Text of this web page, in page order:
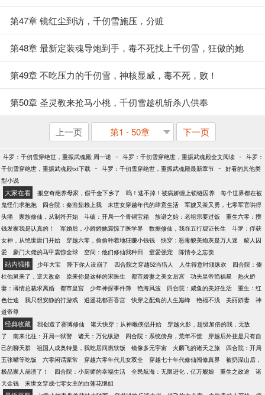
第47章 镜红尘到访，千仞雪施压，分赃
第48章 最新定装魂导炮到手，毒不死找上千仞雪，狂傲的她
第49章 不吃压力的千仞雪，神核显威，毒不死，败！
第50章 圣灵教来抢马小桃，千仞雪趁机斩杀八供奉
上一页 第1 - 50章 下一页
斗罗：千仞雪穿绝世，重振武魂殿 周一诺 - 斗罗：千仞雪穿绝世，重振武魂殿全文阅读 - 斗罗：
千仞雪穿绝世，重振武魂殿txt下载 - 斗罗：千仞雪穿绝世，重振武魂殿最新章节 - 好看的其他类
型小说
大家在看 搬空奇葩养母家，假千金下乡了 呜！逃不掉！被病娇缠上锁链囚养
每个世界都在被
鬼怪们求抱抱
四合院：秦淮茹赖上我 末世女穿越年代的肆意生活
军嫂又茶又勇，七零军官哄得
头痛
家族修仙，从制符开始 斗破：开局一个青铜宝箱 族谱之始：老祖宗要过饭
重生六零：攒
钱发家我是认真的！
军婚后，小娇娇她震惊了医学界 数据修仙，我在五行观证长生
斗罗：俘获
女神，从绝世唐门开始
穿越六零，偷偷种着地狂赚小钱钱 快穿：恶毒貌美炮灰是万人迷
鲛人囚
爱
豪门大佬的马甲震惊全球 空间：他们修仙我种田 窒爱强宠 陈情令之忘羡
站内强推 少年大宝 陛下你人设崩了 四合院之穿越52当猎人 人生得意时须纵欢
四合院：傻
柱他舅来了，逆天改命
原来你是这样的宋医生 都市娇妻之美女后宫 功夫皇帝艳福星
热火娇
妻：薄情总裁求离婚
都市皇宫 少年神探事件簿 艳海风波 四合院：咸鱼的美好生活
重生：红
色仕途
我只想安静的打游戏 逍遥花都百香宫 快穿之配角的人生巅峰 艳福不浅 美丽娇妻
神
道帝尊
经典收藏 我创造了赛博修仙 诸天快穿：从神雕侠侣开始
穿越火影，超级加倍的我，无敌
了
南来北往：开局一狱警 诸天：万化纵游 四合院：系统傍身，荒年不慌
穿越后外挂是只有自
己的聊天群
祖国人成奥特曼，我吃居间惠软饭 镜像多元宇宙 火麟飞的诸天之旅
四合院：开局
五张嘴等吃饭
六零闲话家常 穿越六零年代儿女双全 穿越七十年代修仙闯修真界
被扔深山后，
极品家人崩溃了！
四合院：小厨师的幸福生活 全民航海：无限进化，亿万舰娘 重生之政途
诸
天金钱
末世女穿成七零女主的白莲花继姐